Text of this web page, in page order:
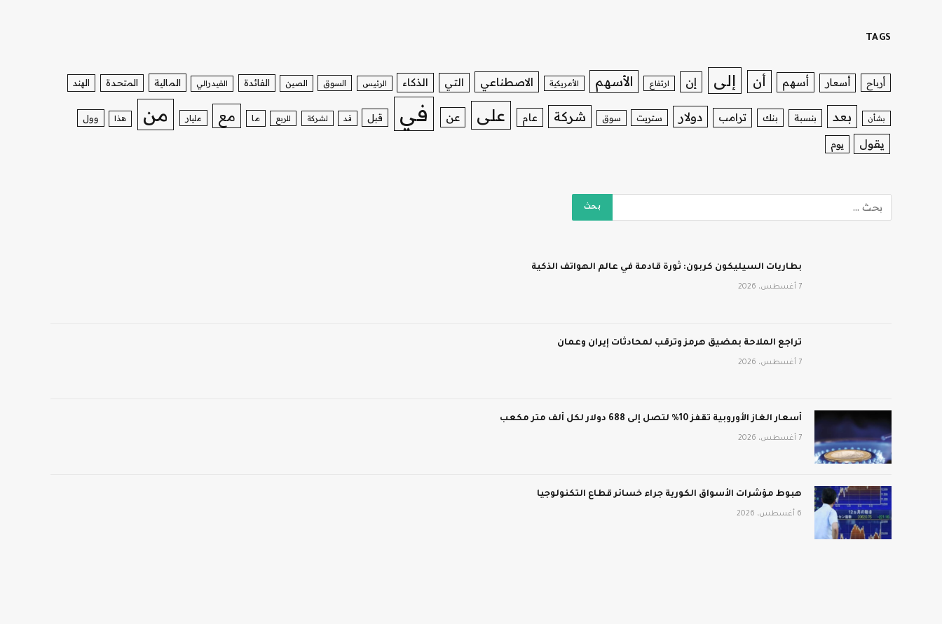
TAGS
أرباح أسعار أسهم أن إلى إن ارتفاع الأسهم الأمريكية الاصطناعي التي الذكاء الرئيس السوق الصين الفائدة الفيدرالي المالية المتحدة الهند
بشأن بعد بنسبة بنك ترامب دولار ستريت سوق شركة عام على عن في قبل قد لشركة للربع ما مع مليار من هذا وول
يقول يوم
بطاريات السيليكون كربون: ثورة قادمة في عالم الهواتف الذكية
7 أغسطس، 2026
تراجع الملاحة بمضيق هرمز وترقب لمحادثات إيران وعمان
7 أغسطس، 2026
أسعار الغاز الأوروبية تقفز 10% لتصل إلى 688 دولار لكل ألف متر مكعب
7 أغسطس، 2026
هبوط مؤشرات الأسواق الكورية جراء خسائر قطاع التكنولوجيا
6 أغسطس، 2026